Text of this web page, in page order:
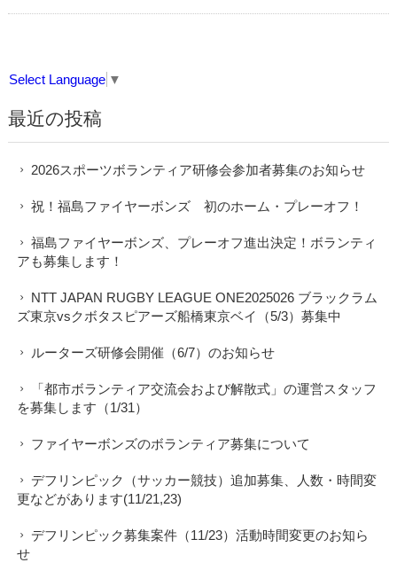
Select Language ▼
最近の投稿
2026スポーツボランティア研修会参加者募集のお知らせ
祝！福島ファイヤーボンズ 初のホーム・プレーオフ！
福島ファイヤーボンズ、プレーオフ進出決定！ボランティ
アも募集します！
NTT JAPAN RUGBY LEAGUE ONE2025026 ブラックラム
ズ東京vsクボタスピアーズ船橋東京ベイ（5/3）募集中
ルーターズ研修会開催（6/7）のお知らせ
「都市ボランティア交流会および解散式」の運営スタッフ
を募集します（1/31）
ファイヤーボンズのボランティア募集について
デフリンピック（サッカー競技）追加募集、人数・時間変
更などがあります(11/21,23)
デフリンピック募集案件（11/23）活動時間変更のお知ら
せ